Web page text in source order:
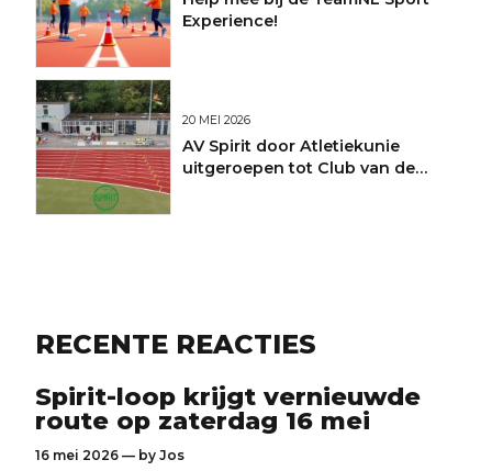
Experience!
20 MEI 2026
AV Spirit door Atletiekunie
uitgeroepen tot Club van de
RECENTE REACTIES
Spirit-loop krijgt vernieuwde
route op zaterdag 16 mei
16 mei 2026 — by Jos